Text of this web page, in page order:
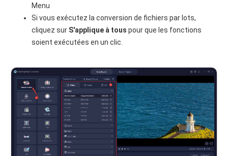
Menu
Si vous exécutez la conversion de fichiers par lots,
cliquez sur S'applique à touspour que les fonctions
soient exécutées en un clic.